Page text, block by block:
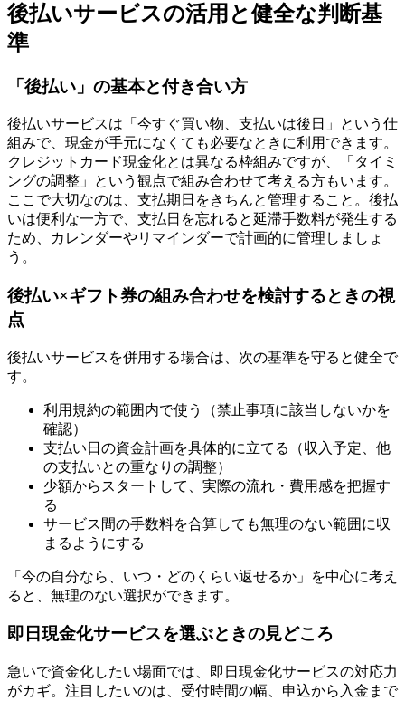
後払いサービスの活用と健全な判断基
準
「後払い」の基本と付き合い方
後払いサービスは「今すぐ買い物、支払いは後日」という仕
組みで、現金が手元になくても必要なときに利用できます。
クレジットカード現金化とは異なる枠組みですが、「タイミ
ングの調整」という観点で組み合わせて考える方もいます。
ここで大切なのは、支払期日をきちんと管理すること。後払
いは便利な一方で、支払日を忘れると延滞手数料が発生する
ため、カレンダーやリマインダーで計画的に管理しましょ
う。
後払い×ギフト券の組み合わせを検討するときの視
点
後払いサービスを併用する場合は、次の基準を守ると健全で
す。
利用規約の範囲内で使う（禁止事項に該当しないかを
確認）
支払い日の資金計画を具体的に立てる（収入予定、他
の支払いとの重なりの調整）
少額からスタートして、実際の流れ・費用感を把握す
る
サービス間の手数料を合算しても無理のない範囲に収
まるようにする
「今の自分なら、いつ・どのくらい返せるか」を中心に考え
ると、無理のない選択ができます。
即日現金化サービスを選ぶときの見どころ
急いで資金化したい場面では、即日現金化サービスの対応力
がカギ。注目したいのは、受付時間の幅、申込から入金まで